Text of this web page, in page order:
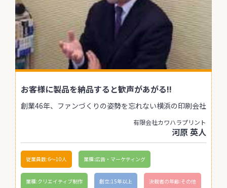
お客様に製品を納品すると歓声があがる!!
創業46年、ファンづくりの姿勢を忘れない横浜の印刷会社
有限会社カワハラプリント
河原 英人
従業員数:6～10人 業種:広告・マーケティング
業種:クリエイティブ制作 創立:15年以上 決裁者の年齢:その他